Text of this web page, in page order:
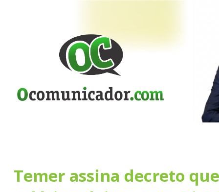
Temer assina decreto